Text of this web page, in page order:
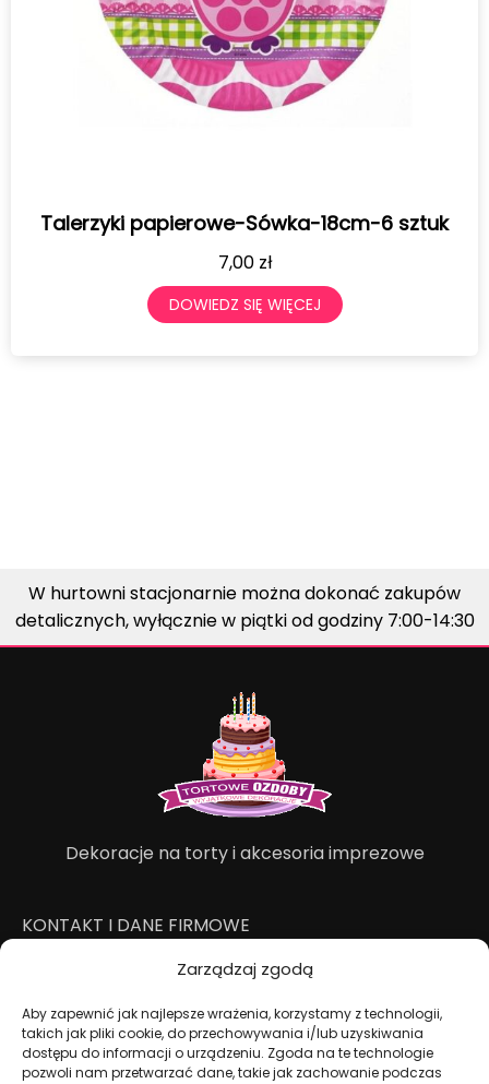
Zarządzaj zgodą
Aby zapewnić jak najlepsze wrażenia, korzystamy z technologii,
takich jak pliki cookie, do przechowywania i/lub uzyskiwania
dostępu do informacji o urządzeniu. Zgoda na te technologie
pozwoli nam przetwarzać dane, takie jak zachowanie podczas
Talerzyki papierowe-Sówka-18cm-6 sztuk
7,00 zł
DOWIEDZ SIĘ WIĘCEJ
W hurtowni stacjonarnie można dokonać zakupów
detalicznych, wyłącznie w piątki od godziny 7:00-14:30
Dekoracje na torty i akcesoria imprezowe
KONTAKT I DANE FIRMOWE
+48 511 246 275
ul. Modularna 12, 02-238 Warszawa
Giełda Spożywcza Okęcie Pawilon 403
Pon.-Pt.: 07:00 - 14:30